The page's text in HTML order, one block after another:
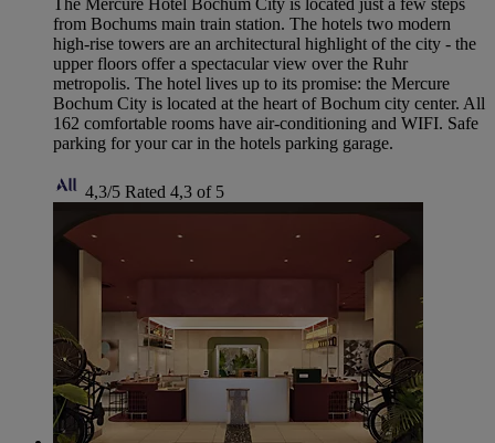
The Mercure Hotel Bochum City is located just a few steps
from Bochums main train station. The hotels two modern
high-rise towers are an architectural highlight of the city - the
upper floors offer a spectacular view over the Ruhr
metropolis. The hotel lives up to its promise: the Mercure
Bochum City is located at the heart of Bochum city center. All
162 comfortable rooms have air-conditioning and WIFI. Safe
parking for your car in the hotels parking garage.
4,3/5 Rated 4,3 of 5